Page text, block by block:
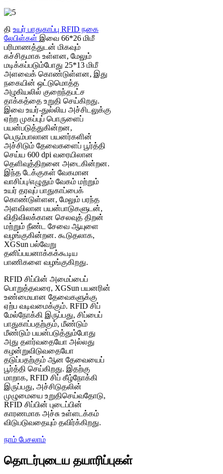
தி உயர் பாதுகாப்பு RFID நகை
லேபிள்கள் இவை 66*26 மிமீ
பரிமாணத்துடன் மிகவும்
கச்சிதமாக உள்ளன, மேலும்
மடிக்கப்படும்போது 25*13 மிமீ
அளவைக் கொண்டுள்ளன, இது
நகையின் ஒட்டுமொத்த
அழகியலில் குறைந்தபட்ச
தாக்கத்தை உறுதி செய்கிறது.
இவை உயர்-துல்லிய அச்சிடலுக்கு
ஏற்ற முகப்புப் பொருளைப்
பயன்படுத்துகின்றன,
பெரும்பாலான பயனர்களின்
அச்சிடும் தேவைகளைப் பூர்த்தி
செய்ய 600 dpi வரையிலான
தெளிவுத்திறனை அடைகின்றன.
இந்த டேக்குகள் வேகமான
வாசிப்பு/எழுதும் வேகம் மற்றும்
உயர் தரவுப் பாதுகாப்பைக்
கொண்டுள்ளன, மேலும் பரந்த
அளவிலான பயன்பாடுகளுடன்,
விதிவிலக்கான செலவுத் திறன்
மற்றும் நீண்ட சேவை ஆயுளை
வழங்குகின்றன. கூடுதலாக,
XGSun பல்வேறு
தனிப்பயனாக்கக்கூடிய
பாணிகளை வழங்குகிறது.
RFID சிப்பின் அமைப்பைப்
பொறுத்தவரை, XGSun பயனரின்
உண்மையான தேவைகளுக்கு
ஏற்ப வடிவமைக்கும். RFID சிப்
மேல்நோக்கி இருப்பது, சிப்பைப்
பாதுகாப்பதற்கும், மீண்டும்
மீண்டும் பயன்படுத்தும்போது
அது தளர்வதையோ அல்லது
கழன்றுவிடுவதையோ
தடுப்பதற்கும் ஆன தேவையைப்
பூர்த்தி செய்கிறது. இதற்கு
மாறாக, RFID சிப் கீழ்நோக்கி
இருப்பது, அச்சிடுதலின்
முழுமையை உறுதிசெய்வதோடு,
RFID சிப்பின் புடைப்பின்
காரணமாக அச்சு உள்ளடக்கம்
விடுபடுவதையும் தவிர்க்கிறது.
நாம் பேசலாம்
தொடர்புடைய தயாரிப்புகள்